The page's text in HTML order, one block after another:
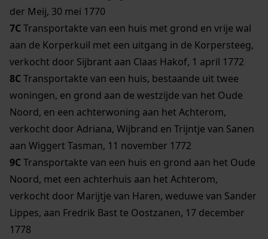
der Meij, 30 mei 1770
7C Transportakte van een huis met grond en vrije wal
aan de Korperkuil met een uitgang in de Korpersteeg,
verkocht door Sijbrant aan Claas Hakof, 1 april 1772
8C Transportakte van een huis, bestaande uit twee
woningen, en grond aan de westzijde van het Oude
Noord, en een achterwoning aan het Achterom,
verkocht door Adriana, Wijbrand en Trijntje van Sanen
aan Wiggert Tasman, 11 november 1772
9C Transportakte van een huis en grond aan het Oude
Noord, met een achterhuis aan het Achterom,
verkocht door Marijtje van Haren, weduwe van Sander
Lippes, aan Fredrik Bast te Oostzanen, 17 december
1778